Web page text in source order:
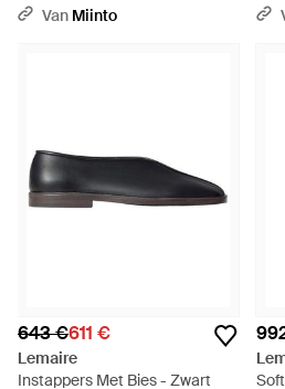
Met V-Hals - Zwart
Van Miinto
643 €611 €
Lemaire
Instappers Met Bies - Zwart